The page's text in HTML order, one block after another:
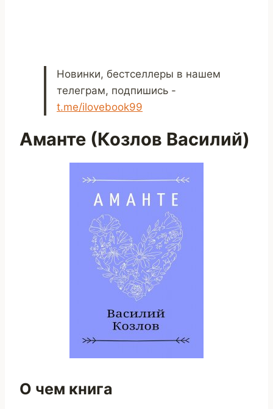
Новинки, бестселлеры в нашем
телеграм, подпишись -
t.me/ilovebook99
Аманте (Козлов Василий)
О чем книга